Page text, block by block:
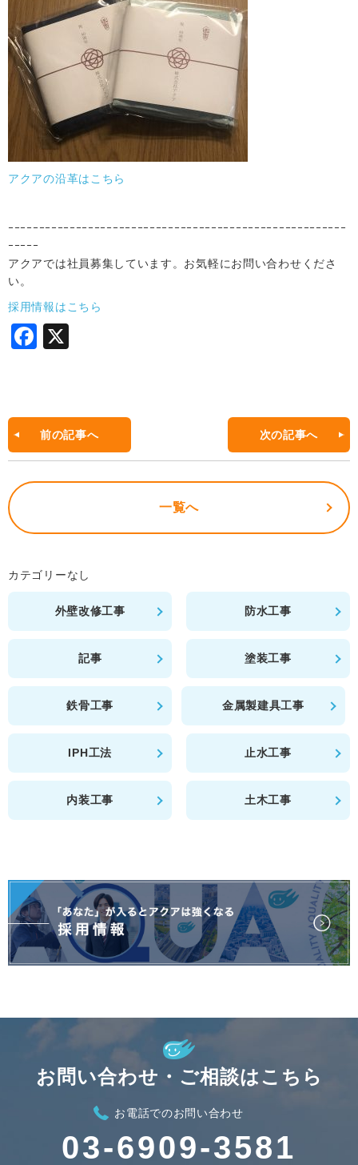
アクアの沿革はこちら
ｰｰｰｰｰｰｰｰｰｰｰｰｰｰｰｰｰｰｰｰｰｰｰｰｰｰｰｰｰｰｰｰｰｰｰｰｰｰｰｰｰｰｰｰｰｰｰｰｰｰｰｰｰｰｰ
ｰｰｰｰｰ
アクアでは社員募集しています。お気軽にお問い合わせくださ
い。
採用情報はこちら
F
e
b
o
o
前の記事へ 次の記事へ
一覧へ
カテゴリーなし
外壁改修工事 防水工事
記事 塗装工事
鉄骨工事 金属製建具工事
IPH工法 止水工事
内装工事 土木工事
お問い合わせ・ご相談はこちら
お電話でのお問い合わせ
03-6909-3581